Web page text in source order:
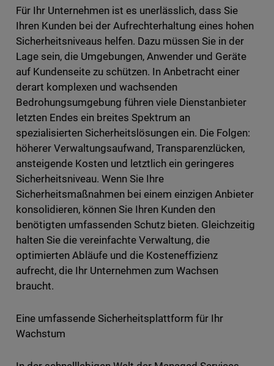
Für Ihr Unternehmen ist es unerlässlich, dass Sie
Ihren Kunden bei der Aufrechterhaltung eines hohen
Sicherheitsniveaus helfen. Dazu müssen Sie in der
Lage sein, die Umgebungen, Anwender und Geräte
auf Kundenseite zu schützen. In Anbetracht einer
derart komplexen und wachsenden
Bedrohungsumgebung führen viele Dienstanbieter
letzten Endes ein breites Spektrum an
spezialisierten Sicherheitslösungen ein. Die Folgen:
höherer Verwaltungsaufwand, Transparenzlücken,
ansteigende Kosten und letztlich ein geringeres
Sicherheitsniveau. Wenn Sie Ihre
Sicherheitsmaßnahmen bei einem einzigen Anbieter
konsolidieren, können Sie Ihren Kunden den
benötigten umfassenden Schutz bieten. Gleichzeitig
halten Sie die vereinfachte Verwaltung, die
optimierten Abläufe und die Kosteneffizienz
aufrecht, die Ihr Unternehmen zum Wachsen
braucht.
Eine umfassende Sicherheitsplattform für Ihr
Wachstum